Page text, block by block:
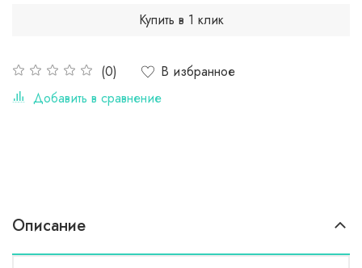
(0)
В избранное
Добавить в сравнение
Купить в 1 клик
Описание